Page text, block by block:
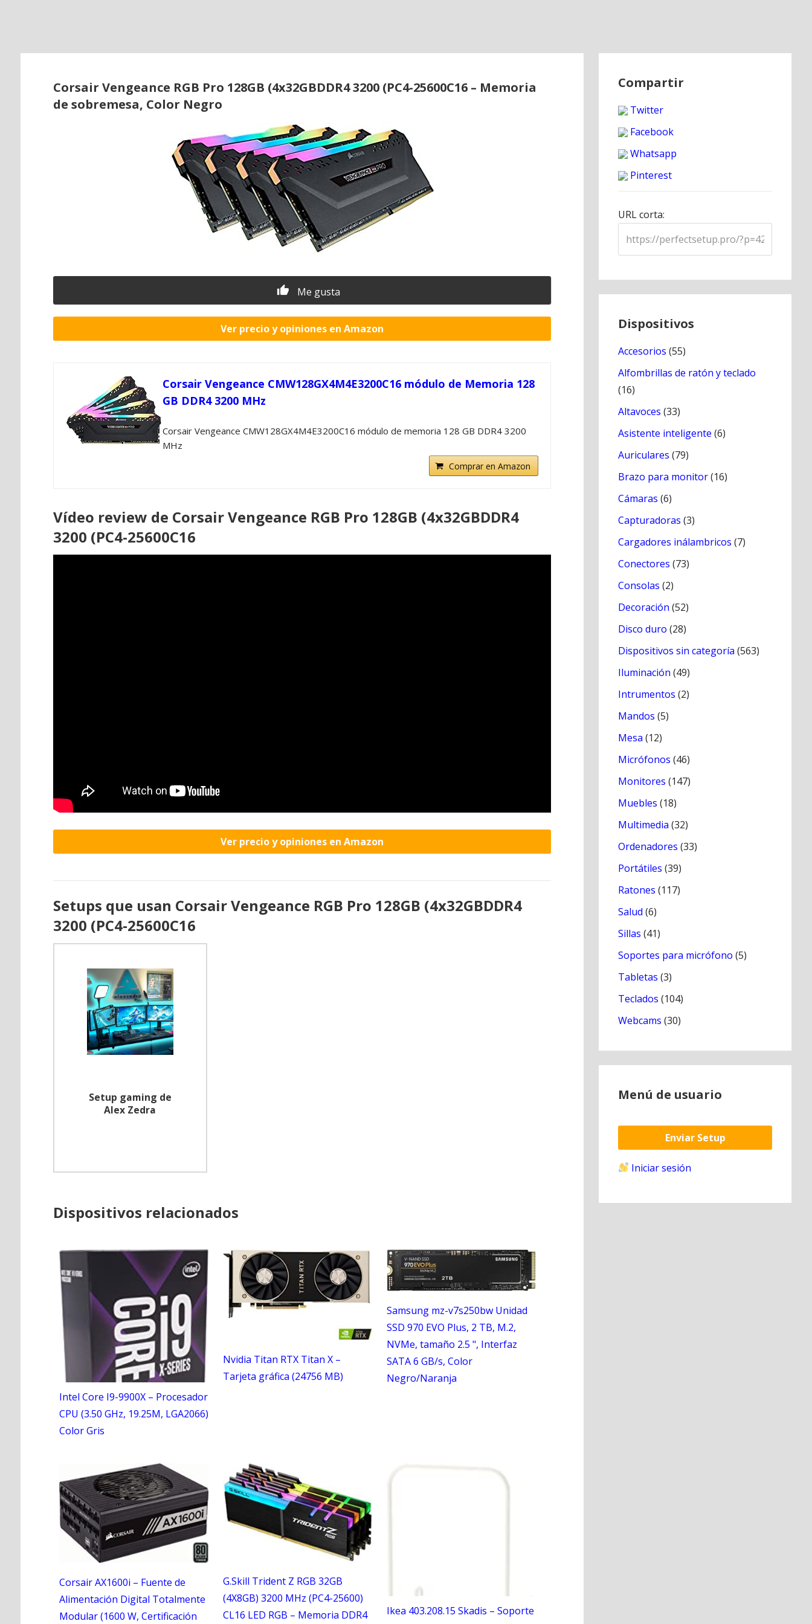
Corsair Vengeance RGB Pro 128GB (4x32GBDDR4 3200 (PC4-25600C16 – Memoria
de sobremesa, Color Negro
Me gusta
Ver precio y opiniones en Amazon
Corsair Vengeance CMW128GX4M4E3200C16 módulo de Memoria 128
GB DDR4 3200 MHz
Corsair Vengeance CMW128GX4M4E3200C16 módulo de memoria 128 GB DDR4 3200
MHz
Comprar en Amazon
Vídeo review de Corsair Vengeance RGB Pro 128GB (4x32GBDDR4
3200 (PC4-25600C16
Ver precio y opiniones en Amazon
Setups que usan Corsair Vengeance RGB Pro 128GB (4x32GBDDR4
3200 (PC4-25600C16
Setup gaming de
Alex Zedra
Dispositivos relacionados
Intel Core I9-9900X – Procesador
CPU (3.50 GHz, 19.25M, LGA2066)
Color Gris
Nvidia Titan RTX Titan X –
Tarjeta gráfica (24756 MB)
Samsung mz-v7s250bw Unidad
SSD 970 EVO Plus, 2 TB, M.2,
NVMe, tamaño 2.5 ", Interfaz
SATA 6 GB/s, Color
Negro/Naranja
Corsair AX1600i – Fuente de
Alimentación Digital Totalmente
Modular (1600 W, Certificación
G.Skill Trident Z RGB 32GB
(4X8GB) 3200 MHz (PC4-25600)
CL16 LED RGB – Memoria DDR4
Ikea 403.208.15 Skadis – Soporte
Compartir
Twitter
Facebook
Whatsapp
Pinterest
URL corta:
Dispositivos
Accesorios (55)
Alfombrillas de ratón y teclado
(16)
Altavoces (33)
Asistente inteligente (6)
Auriculares (79)
Brazo para monitor(16)
Cámaras (6)
Capturadoras (3)
Cargadores inálambricos (7)
Conectores (73)
Consolas (2)
Decoración (52)
Disco duro (28)
Dispositivos sin categoría (563)
Iluminación (49)
Intrumentos (2)
Mandos (5)
Mesa (12)
Micrófonos (46)
Monitores (147)
Muebles (18)
Multimedia (32)
Ordenadores (33)
Portátiles (39)
Ratones (117)
Salud (6)
Sillas (41)
Soportes para micrófono (5)
Tabletas (3)
Teclados (104)
Webcams (30)
Menú de usuario
Enviar Setup
Iniciar sesión